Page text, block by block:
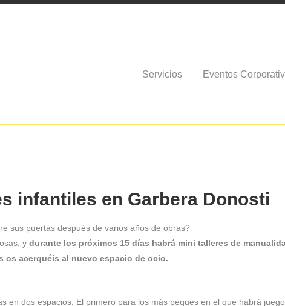
Servicios Eventos
infantiles en Garbera Donosti
sus puertas después de varios años de obras?
y durante los próximos 15 días habrá mini talleres de
os acerquéis al nuevo espacio de ocio.
en dos espacios. El primero para los más peques en el que habrá